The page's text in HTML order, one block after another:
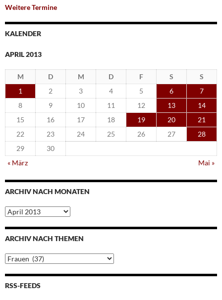
Weitere Termine
KALENDER
APRIL 2013
M D M D F S
S
1
2 3 4 5 6
7
8
9 10 11 12 13
14
15
16 17 18 19 20
21
22
23 24 25 26 27
28
29
30
« März
Mai »
ARCHIV NACH MONATEN
Archiv
nach
Monaten
ARCHIV NACH THEMEN
Archiv
nach
Themen
RSS-FEEDS